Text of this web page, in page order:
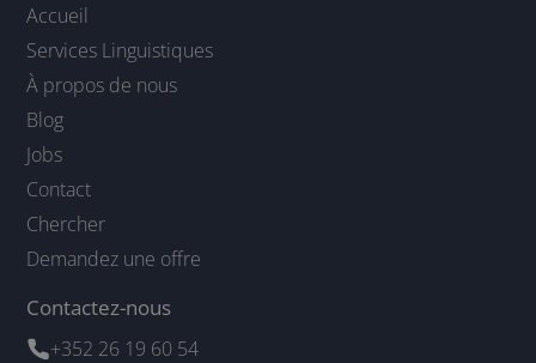
Accueil
Services Linguistiques
À propos de nous
Blog
Jobs
Contact
Chercher
Demandez une offre
Contactez-nous
+352 26 19 60 54